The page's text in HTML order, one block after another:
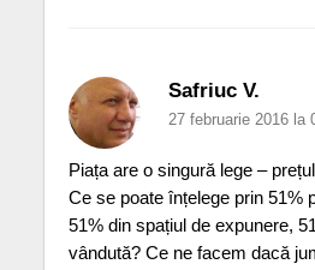
Safriuc V.
27 februarie 2016 la
Piața are o singură lege –
Ce se poate înțelege prin 51%
51% din spațiul de expunere,
vândută? Ce ne facem dacă